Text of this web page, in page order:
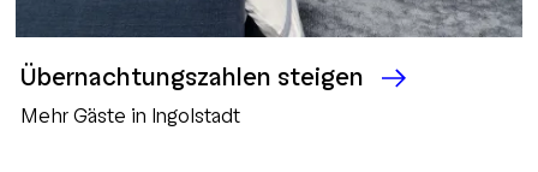
Übernachtungszahlen steigen
Mehr Gäste in Ingolstadt